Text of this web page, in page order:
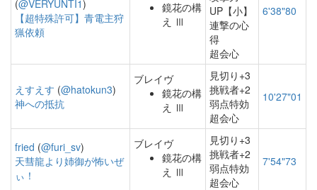
(@VERYUNTI1)
【超特殊許可】青電主狩
猟依頼
鏡花の構
え Ⅲ
UP【小】
連撃の心
得
超会心
6'38"80
えすえす (@hatokun3)
神への抵抗
ブレイヴ
鏡花の構
え Ⅲ
見切り+3
挑戦者+2
弱点特効
超会心
10'27"01
fried (@furi_sv)
天彗龍より姉御が怖いぜ
ぃ！
ブレイヴ
鏡花の構
え Ⅲ
見切り+3
挑戦者+2
弱点特効
超会心
7'54"73